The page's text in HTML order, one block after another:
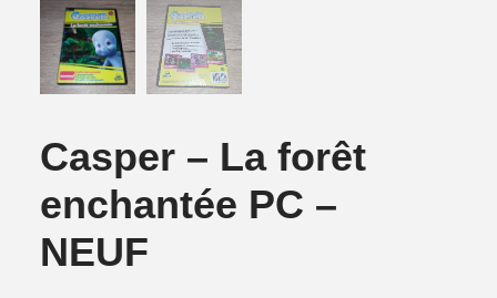
Casper – La forêt
enchantée PC –
NEUF